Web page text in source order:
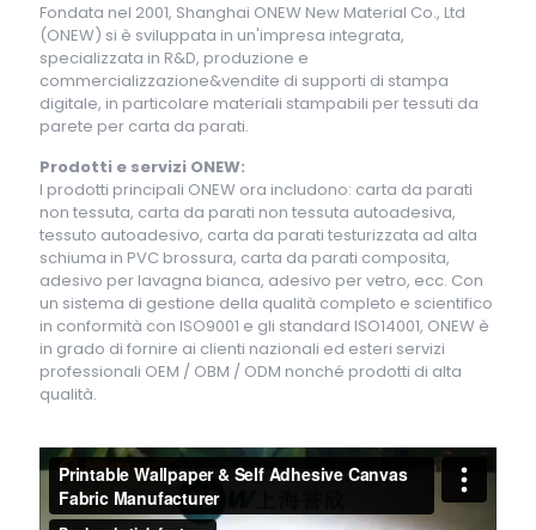
Fondata nel 2001, Shanghai ONEW New Material Co., Ltd
(ONEW) si è sviluppata in un'impresa integrata,
specializzata in R&D, produzione e
commercializzazione&vendite di supporti di stampa
digitale, in particolare materiali stampabili per tessuti da
parete per carta da parati.
Prodotti e servizi ONEW:
I prodotti principali ONEW ora includono: carta da parati
non tessuta, carta da parati non tessuta autoadesiva,
tessuto autoadesivo, carta da parati testurizzata ad alta
schiuma in PVC brossura, carta da parati composita,
adesivo per lavagna bianca, adesivo per vetro, ecc. Con
un sistema di gestione della qualità completo e scientifico
in conformità con ISO9001 e gli standard ISO14001, ONEW è
in grado di fornire ai clienti nazionali ed esteri servizi
professionali OEM / OBM / ODM nonché prodotti di alta
qualità.